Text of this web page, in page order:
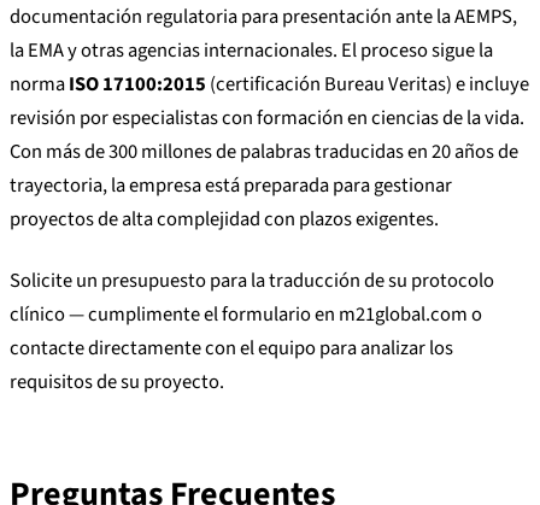
documentación regulatoria para presentación ante la AEMPS,
la EMA y otras agencias internacionales. El proceso sigue la
normaISO 17100:2015 (certificación Bureau Veritas) e incluye
revisión por especialistas con formación en ciencias de la vida.
Con más de 300 millones de palabras traducidas en 20 años de
trayectoria, la empresa está preparada para gestionar
proyectos de alta complejidad con plazos exigentes.
Solicite un presupuesto para la traducción de su protocolo
clínico — cumplimente el formulario en m21global.com o
contacte directamente con el equipo para analizar los
requisitos de su proyecto.
Preguntas Frecuentes